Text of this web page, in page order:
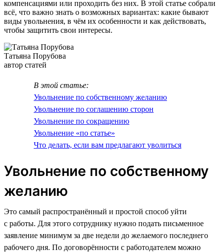
компенсациями или проходить без них. В этой статье собрали
всё, что важно знать о возможных вариантах: какие бывают
виды увольнения, в чём их особенности и как действовать,
чтобы защитить свои интересы.
Татьяна Порубова
автор статей
В этой статье:
Увольнение по собственному желанию
Увольнение по соглашению сторон
Увольнение по сокращению
Увольнение «по статье»
Что делать, если вам предлагают уволиться
Увольнение по собственному
желанию
Это самый распространённый и простой способ уйти
с работы. Для этого сотруднику нужно подать письменное
заявление минимум за две недели до желаемого последнего
рабочего дня. По договорённости с работодателем можно